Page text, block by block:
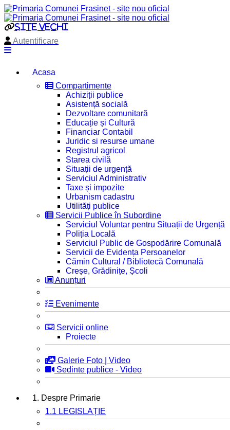
site vechi
Autentificare
Acasa
Compartimente
Achiziții publice
Asistență socială
Dezvoltare comunitară
Educație și Cultură
Financiar Contabil
Juridic si resurse umane
Registrul agricol
Starea civilă
Situații de urgență
Serviciul Administrativ
Taxe și impozite
Urbanism cadastru
Utilități publice
Servicii Publice în Subordine
Serviciul Voluntar pentru Situații de Urgență
Poliția Locală
Serviciul Public de Gospodărire Comunală
Servicii de Evidența Persoanelor
Cămin Cultural / Bibliotecă Comunală
Creșe, Grădinițe, Școli
Anunțuri
Evenimente
Servicii online
Proiecte
Galerie Foto | Video
Sedinte publice - Video
1. Despre Primarie
1.1 LEGISLAȚIE